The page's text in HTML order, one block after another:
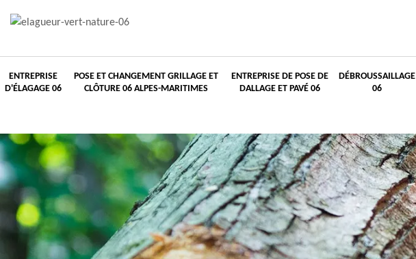
ENTREPRISE
D'ÉLAGAGE 06
POSE ET CHANGEMENT GRILLAGE ET
CLÔTURE 06 ALPES-MARITIMES
ENTREPRISE DE POSE DE
DALLAGE ET PAVÉ 06
DÉBROUSSAILLAGE
06